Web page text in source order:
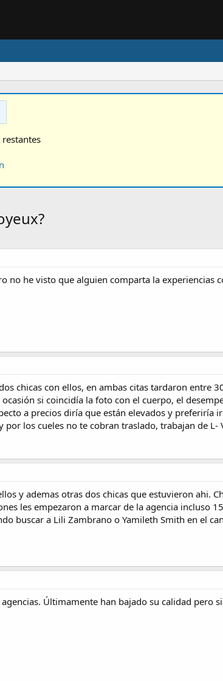
no he visto que alguien comparta la experiencias
chicas con ellos, en ambas citas tardaron entre
ocasión si coincidía la foto con el cuerpo, el
a precios diría que están elevados y
por los cueles no te cobran traslado, trabajan de
y ademas otras dos chicas que estuvieron ahi.
les empezaron a marcar de la agencia incluso
buscar a Lili Zambrano o Yamileth Smith en el
Últimamente han bajado su calidad pero